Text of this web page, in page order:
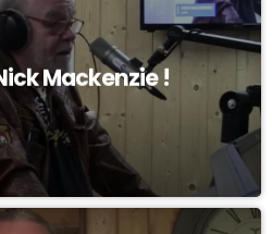
Mackenzie !